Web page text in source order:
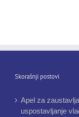
Skorašnji postovi
Apel za
uspostavljanje